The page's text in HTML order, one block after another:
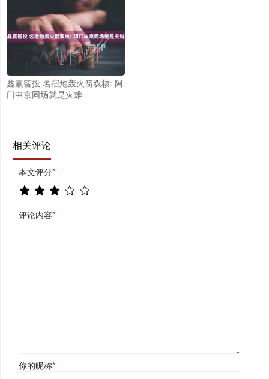
鑫赢智投 名宿炮轰火箭双核: 阿
门申京同场就是灾难
相关评论
本文评分*
评论内容*
你的昵称*